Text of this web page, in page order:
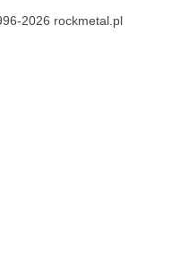
2026 rockmetal.pl